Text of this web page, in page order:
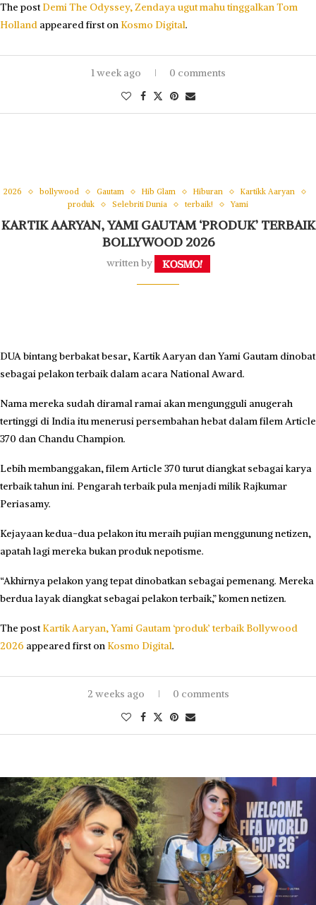
The postDemi The Odyssey, Zendaya ugut mahu tinggalkan Tom
Holland appeared first on Kosmo Digital.
1 week ago 0 comments
2026 bollywood Gautam Hib Glam Hiburan
Kartikk Aaryan
produk
Selebriti Dunia terbaik! Yami
KARTIK AARYAN, YAMI GAUTAM ‘PRODUK’ TERBAIK
BOLLYWOOD 2026
written by
DUA bintang berbakat besar, Kartik Aaryan dan Yami Gautam dinobat
sebagai pelakon terbaik dalam acara National Award.
Nama mereka sudah diramal ramai akan mengungguli anugerah
tertinggi di India itu menerusi persembahan hebat dalam filem Article
370 dan Chandu Champion.
Lebih membanggakan, filem Article 370 turut diangkat sebagai karya
terbaik tahun ini. Pengarah terbaik pula menjadi milik Rajkumar
Periasamy.
Kejayaan kedua-dua pelakon itu meraih pujian menggunung netizen,
apatah lagi mereka bukan produk nepotisme.
“Akhirnya pelakon yang tepat dinobatkan sebagai pemenang. Mereka
berdua layak diangkat sebagai pelakon terbaik,” komen netizen.
The postKartik Aaryan, Yami Gautam ‘produk’ terbaik Bollywood
2026 appeared first on Kosmo Digital.
2 weeks ago 0 comments